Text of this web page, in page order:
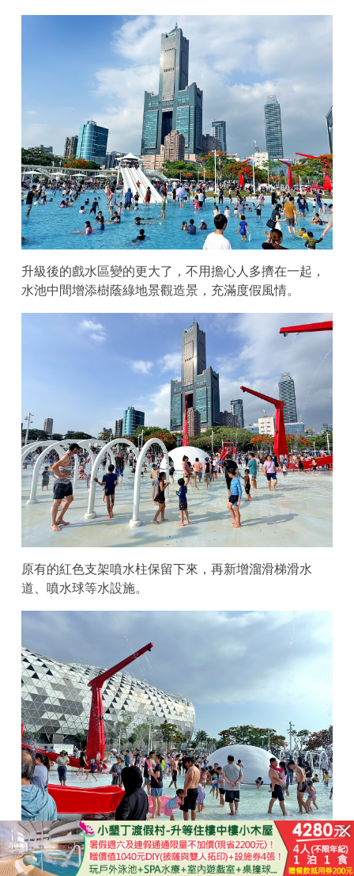
升級後的戲水區變的更大了，不用擔心人多擠在一起，
水池中間增添樹蔭綠地景觀造景，充滿度假風情。
原有的紅色支架噴水柱保留下來，再新增溜滑梯滑水
道、噴水球等水設施。
全新打造的大滑水道是最熱門設施之一，小朋友要6歲以
立即購買